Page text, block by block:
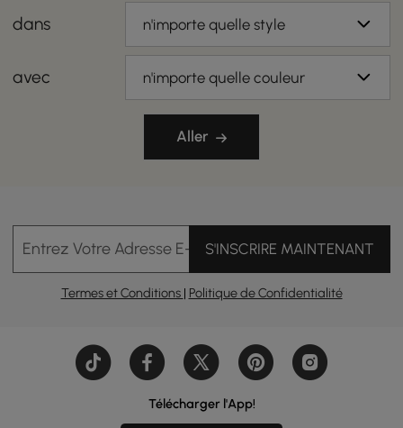
dans n'importe quelle style
avec n'importe quelle couleur
Aller
Entrez Votre Adresse E-mailS'INSCRIRE MAINTENANT
Termes et Conditions | Politique de Confidentialité
Télécharger l'App!